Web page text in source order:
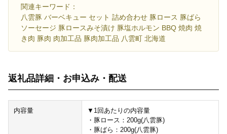
関連キーワード：
八雲豚 バーベキュー セット 詰め合わせ 豚ロース 豚ばら
ソーセージ 豚ロースみそ漬け 豚塩ホルモン BBQ 焼肉 焼
き肉 豚肉 肉加工品 豚肉加工品 八雲町 北海道
返礼品詳細・お申込み・配送
内容量
▼1回あたりの内容量
・豚ロース：200g(八雲豚)
・豚ばら：200g(八雲豚)